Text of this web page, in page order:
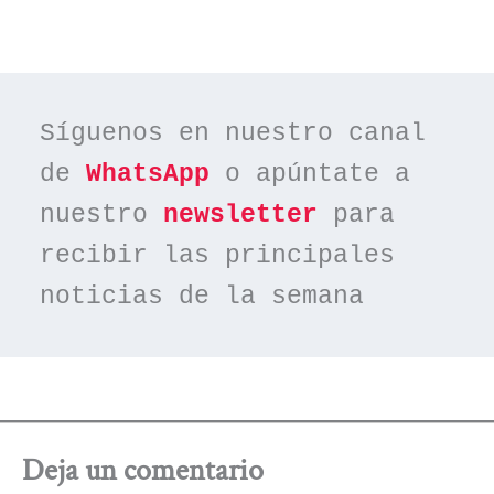
Síguenos en nuestro canal
de WhatsApp o apúntate a
nuestro newsletter para
recibir las principales
noticias de la semana
Deja un comentario